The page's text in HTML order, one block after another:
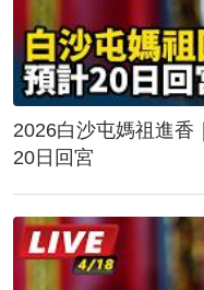
2026白沙屯媽祖進香
20日回宮